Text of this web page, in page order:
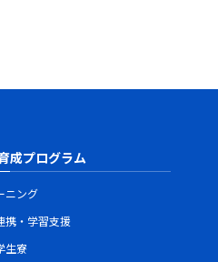
成プログラム
ニング
携・学習支援
生寮